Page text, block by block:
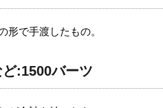
で手渡したもの。
:1500バーツ